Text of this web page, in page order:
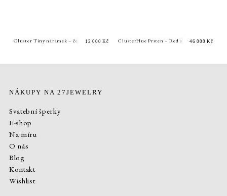
Cluster Tiny náramek – černé diamanty
12 000Kč ClusterHue Prsten – Red and Pink Cluster
46 000Kč
NÁKUPY NA 27JEWELRY
Svatební šperky
E-shop
Na míru
O nás
Blog
Kontakt
Wishlist